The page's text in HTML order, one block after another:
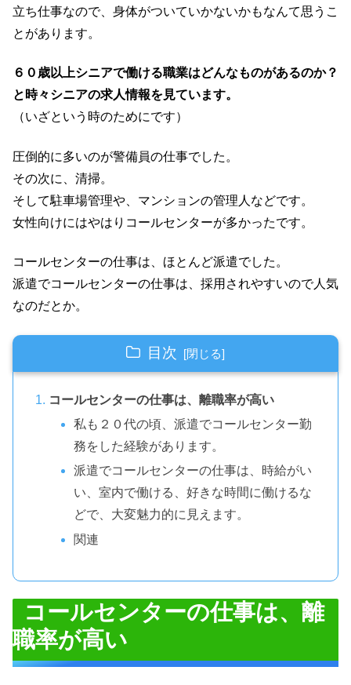
立ち仕事なので、身体がついていかないかもなんて思うこ
とがあります。
６０歳以上シニアで働ける職業はどんなものがあるのか？
と時々シニアの求人情報を見ています。
（いざという時のためにです）
圧倒的に多いのが警備員の仕事でした。
その次に、清掃。
そして駐車場管理や、マンションの管理人などです。
女性向けにはやはりコールセンターが多かったです。
コールセンターの仕事は、ほとんど派遣でした。
派遣でコールセンターの仕事は、採用されやすいので人気
なのだとか。
目次
コールセンターの仕事は、離職率が高い
私も２０代の頃、派遣でコールセンター勤
務をした経験があります。
派遣でコールセンターの仕事は、時給がい
い、室内で働ける、好きな時間に働けるな
どで、大変魅力的に見えます。
関連
コールセンターの仕事は、離
職率が高い